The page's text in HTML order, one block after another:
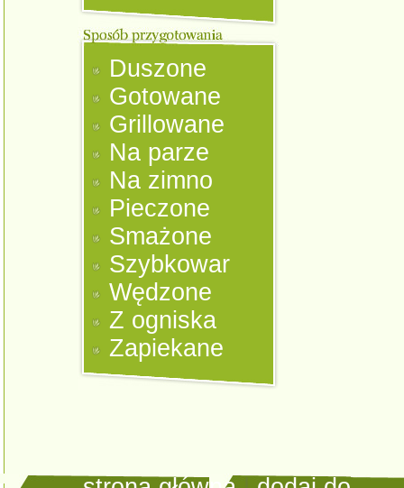
Duszone
Gotowane
Grillowane
Na parze
Na zimno
Pieczone
Smażone
Szybkowar
Wędzone
Z ogniska
Zapiekane